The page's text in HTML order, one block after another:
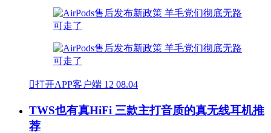
打开APP客户端 12 08.04
TWS也有真HiFi 三款主打音质的真无线耳机推
荐